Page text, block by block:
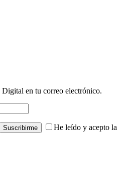
en tu correo electrónico.
He leído y acepto la